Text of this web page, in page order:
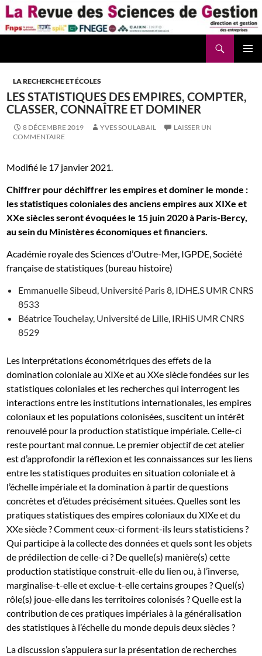
Aller
au
contenu
LA RECHERCHE ET ÉCOLES
LES STATISTIQUES DES EMPIRES, COMPTER,
CLASSER, CONNAÎTRE ET DOMINER
8 DÉCEMBRE 2019 YVES SOULABAIL
LAISSER UN
COMMENTAIRE
Modifié le 17 janvier 2021.
Chiffrer pour déchiffrer les empires et dominer le monde :
les statistiques coloniales des anciens empires aux XIXe et
XXe siècles seront évoquées le 15 juin 2020 à Paris-Bercy,
au sein du Ministères économiques et financiers.
Académie royale des Sciences d’Outre-Mer, IGPDE, Société
française de statistiques (bureau histoire)
Emmanuelle Sibeud, Université Paris 8, IDHE.S UMR CNRS
8533
Béatrice Touchelay, Université de Lille, IRHiS UMR CNRS
8529
Les interprétations économétriques des effets de la
domination coloniale au XIXe et au XXe siècle fondées sur les
statistiques coloniales et les recherches qui interrogent les
interactions entre les institutions internationales, les empires
coloniaux et les populations colonisées, suscitent un intérêt
renouvelé pour la production statistique impériale. Celle-ci
reste pourtant mal connue. Le premier objectif de cet atelier
est d’approfondir la réflexion et les connaissances sur les liens
entre les statistiques produites en situation coloniale et à
l’échelle impériale et la domination à partir de questions
concrètes et d’études précisément situées. Quelles sont les
pratiques statistiques des empires coloniaux du XIXe et du
XXe siècle ? Comment ceux-ci forment-ils leurs statisticiens ?
Qui participe à la collecte des données et quels sont les objets
de prédilection de celle-ci ? De quelle(s) manière(s) cette
production statistique construit-elle du lien ou, à l’inverse,
marginalise-t-elle et exclue-t-elle certains groupes ? Quel(s)
rôle(s) joue-elle dans les territoires colonisés ? Quelle est la
contribution de ces pratiques impériales à la généralisation
des statistiques à l’échelle du monde depuis deux siècles ?
La discussion s’appuiera sur la présentation de recherches